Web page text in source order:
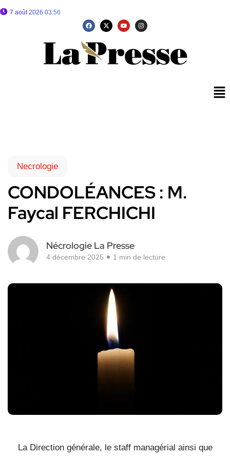
7 août 2026 03:56
Necrologie
CONDOLÉANCES : M.
Faycal FERCHICHI
Nécrologie La Presse
4 décembre 2025 1 min de lecture
La Direction générale, le staff managérial ainsi que